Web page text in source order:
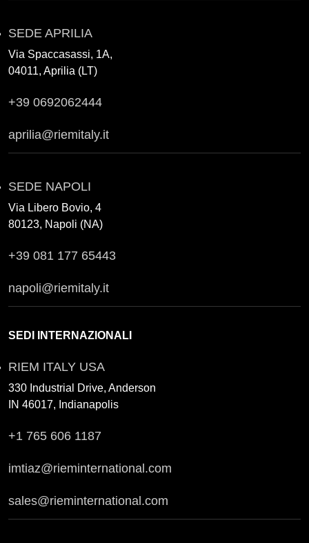
SEDE APRILIA
Via Spaccasassi, 1A,
04011, Aprilia (LT)
+39 0692062444
aprilia@riemitaly.it
SEDE NAPOLI
Via Libero Bovio, 4
80123, Napoli (NA)
+39 081 177 65443
napoli@riemitaly.it
SEDI INTERNAZIONALI
RIEM ITALY USA
330 Industrial Drive, Anderson
IN 46017, Indianapolis
+1 765 606 1187
imtiaz@rieminternational.com
sales@rieminternational.com